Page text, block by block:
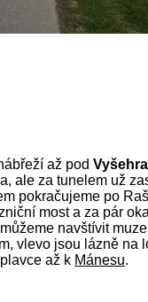
až pod
ale za tunelem už
pokračujeme po
most a za pár
navštívit
vlevo jsou lázně na
až k Mánesu.